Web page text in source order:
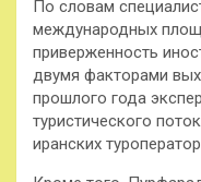
По словам
международных
приверженность
двумя факторами
прошлого года
туристического
иранских